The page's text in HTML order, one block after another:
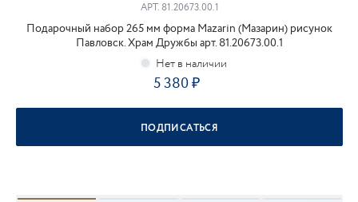
АРТ.81.20673.00.1
Подарочный набор 265 мм форма Mazarin (Мазарин) рисунок
Павловск. Храм Дружбы арт. 81.20673.00.1
5 380
ПОДПИСАТЬСЯ